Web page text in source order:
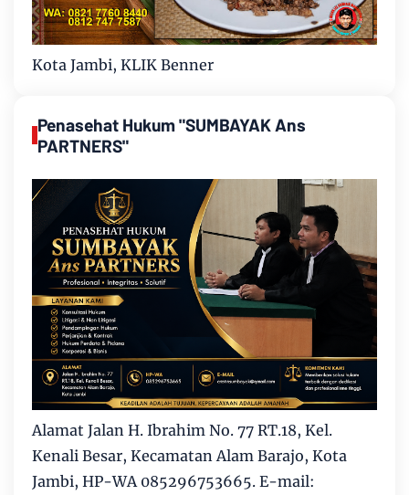
Kota Jambi, KLIK Benner
Penasehat Hukum "SUMBAYAK Ans
PARTNERS"
Alamat Jalan H. Ibrahim No. 77 RT.18, Kel.
Kenali Besar, Kecamatan Alam Barajo, Kota
Jambi, HP-WA 085296753665. E-mail: